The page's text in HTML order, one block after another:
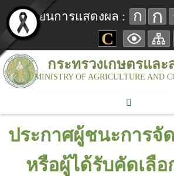
เปลี่ยนการแสดงผล : ก ก
C
กระทรวงเกษตรแล
MINISTRY OF AGRICULTURE AND
ประกาศผู้ชนะการจั
หรือผู้ได้รับคัดเลือ